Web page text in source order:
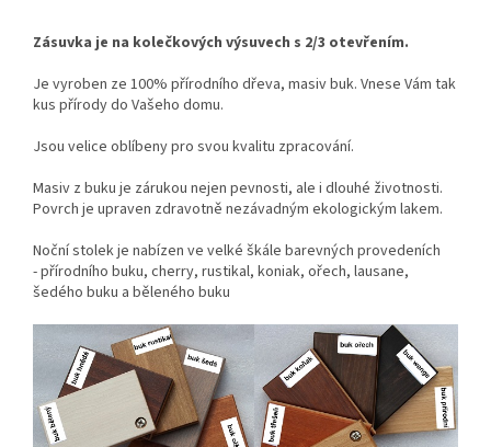
Zásuvka je na kolečkových výsuvech s 2/3 otevřením.
Je vyroben ze 100% přírodního dřeva, masiv buk. Vnese Vám tak
kus přírody do Vašeho domu.
Jsou velice oblíbeny pro svou kvalitu zpracování.
Masiv z buku je zárukou nejen pevnosti, ale i dlouhé životnosti.
Povrch je upraven zdravotně nezávadným ekologickým lakem.
Noční stolek je nabízen ve velké škále barevných provedeních
- přírodního buku, cherry, rustikal, koniak, ořech, lausane,
šedého buku a běleného buku